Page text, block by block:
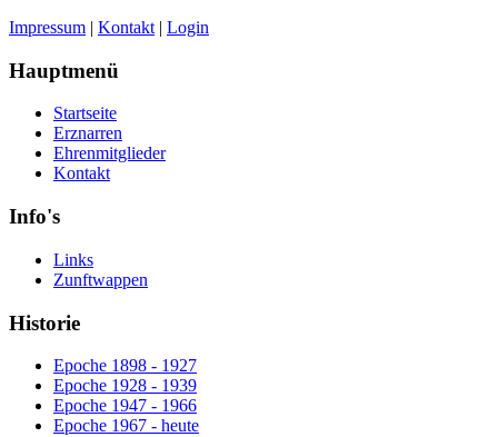
Impressum | Kontakt | Login
Hauptmenü
Startseite
Erznarren
Ehrenmitglieder
Kontakt
Info's
Links
Zunftwappen
Historie
Epoche 1898 - 1927
Epoche 1928 - 1939
Epoche 1947 - 1966
Epoche 1967 - heute